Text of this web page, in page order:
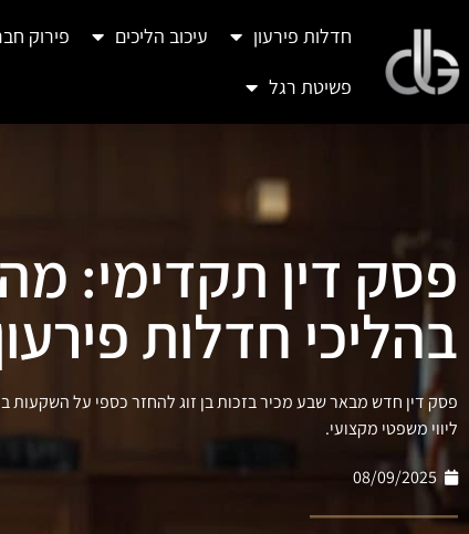
חדלות פירעון עיכוב הליכים פירוק
פשיטת רגל
פסק דין תקדימי:
בהליכי חדלות
פסק דין חדש מבאר שבע מכיר בזכות בן זוג להחזר כספי על השקעות
ליווי משפטי מקצועי.
08/09/2025